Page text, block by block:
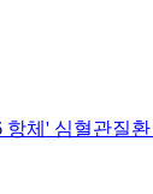
체' 심혈관질